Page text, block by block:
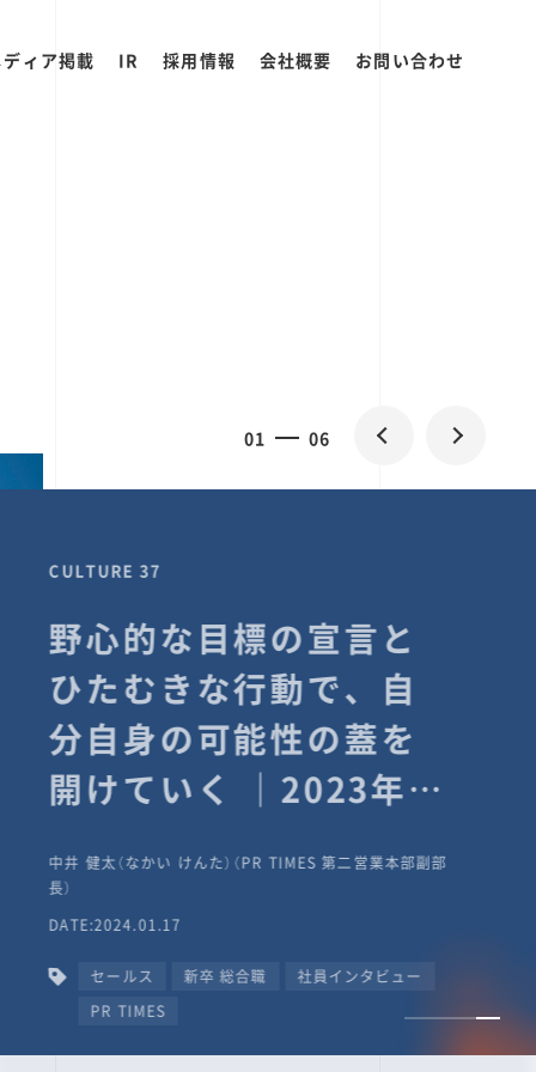
ィア掲載 IR 採用情報 会社概要 お問い合わせ
01 06
CULTURE 37
野心的な目標の宣言と
ひたむきな行動で、自
分自身の可能性の蓋を
開けていく ｜2023年度
タビュー #PR
TIMESな人たち
中井 健太（なかい けんた）（PR TIMES 第二営業本部副部
長）
DATE:2024.01.17
セールス 新卒 総合職
社員インタビュー
PR TIMES